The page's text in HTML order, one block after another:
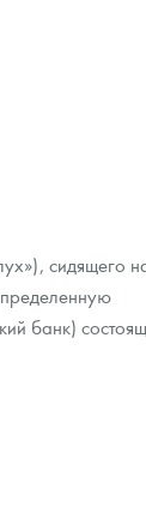
сидящего
банк)